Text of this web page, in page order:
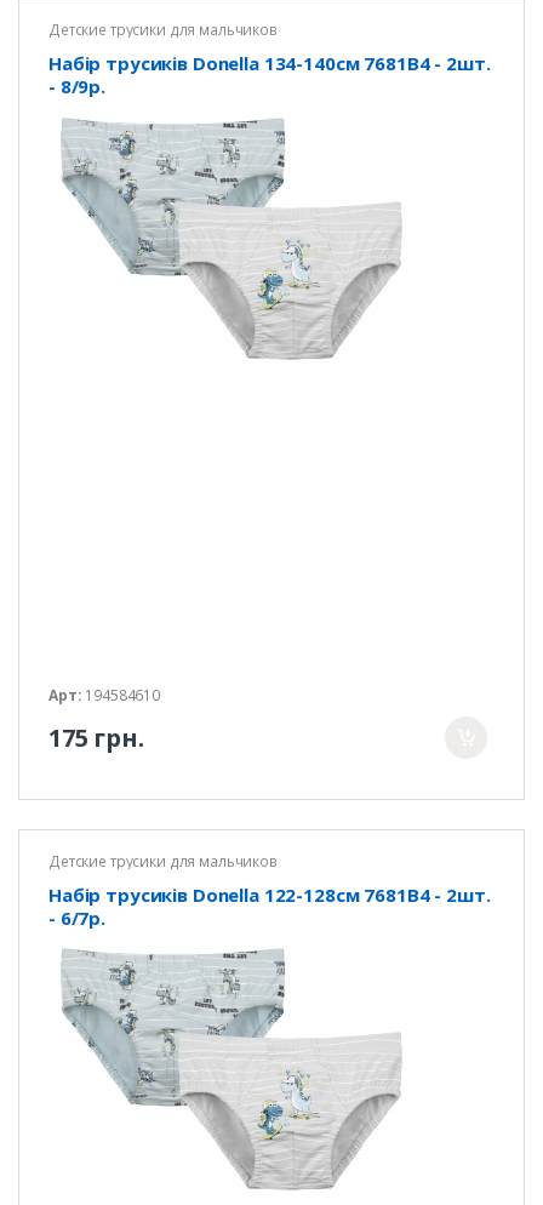
Детские трусики для мальчиков
Набір трусиків Donella 134-140см 7681B4 - 2шт.
- 8/9р.
Арт: 194584610
175 грн.
Детские трусики для мальчиков
Набір трусиків Donella 122-128см 7681B4 - 2шт.
- 6/7р.